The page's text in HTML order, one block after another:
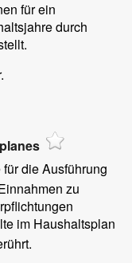
für ein
durch
die Ausführung
zu
im Haushaltsplan